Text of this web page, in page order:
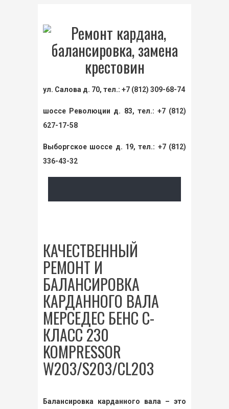
ул. Салова д. 70, тел.: +7 (812) 309-68-74
шоссе Революции д. 83, тел.: +7 (812)
627-17-58
Выборгское шоссе д. 19, тел.: +7 (812)
336-43-32
КАЧЕСТВЕННЫЙ
РЕМОНТ И
БАЛАНСИРОВКА
КАРДАННОГО ВАЛА
МЕРСЕДЕС БЕНС С-
КЛАСС 230
KOMPRESSOR
W203/S203/CL203
Балансировка карданного вала – это